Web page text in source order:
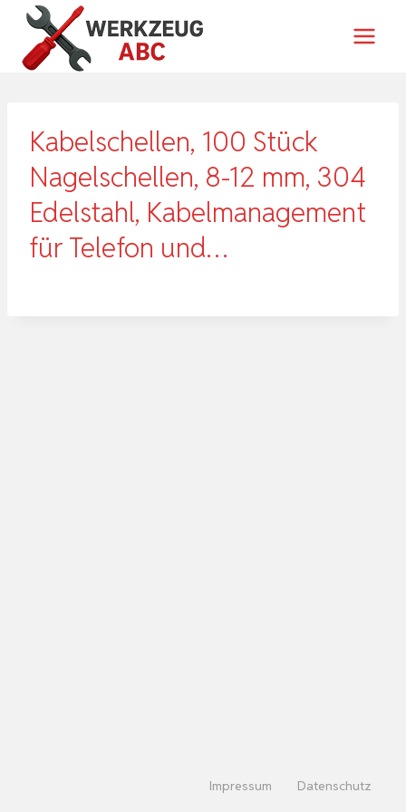
Zum
Inhalt
springen
Kabelschellen, 100 Stück
Nagelschellen, 8-12 mm, 304
Edelstahl, Kabelmanagement
für Telefon und…
Impressum Datenschutz